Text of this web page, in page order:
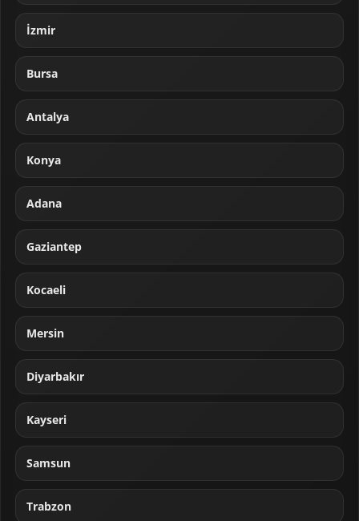
İzmir
Bursa
Antalya
Konya
Adana
Gaziantep
Kocaeli
Mersin
Diyarbakır
Kayseri
Samsun
Trabzon